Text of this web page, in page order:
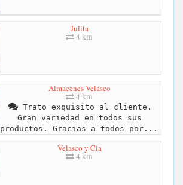
Julita
4 km
Almacenes Velasco
4 km
Trato exquisito al cliente.
Gran variedad en todos sus
productos. Gracias a todos por...
Velasco y Cia
4 km